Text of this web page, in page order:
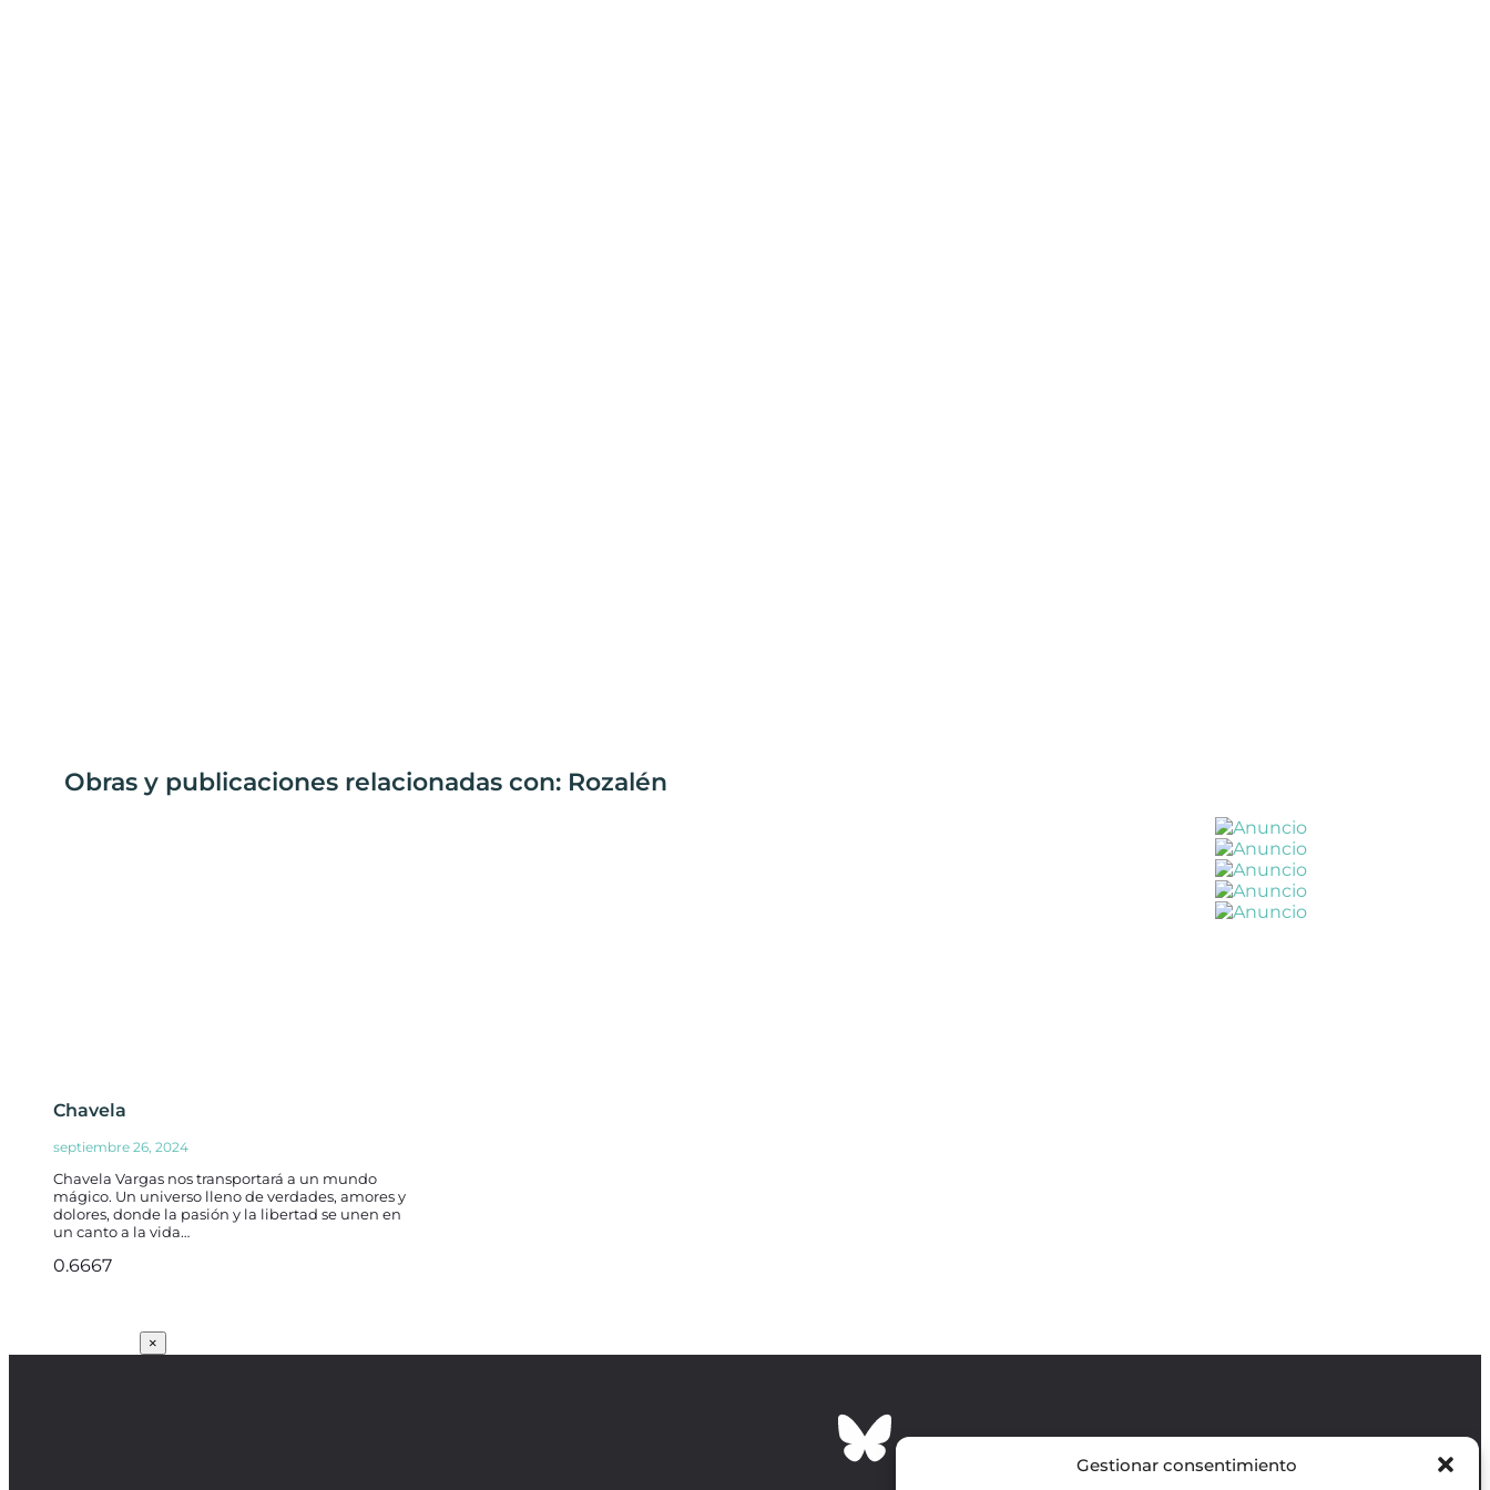
Gestionar consentimiento
Obras y publicaciones relacionadas con: Rozalén
Chavela
septiembre 26, 2024
Chavela Vargas nos transportará a un mundo
mágico. Un universo lleno de verdades, amores y
dolores, donde la pasión y la libertad se unen en
un canto a la vida…
×
Revista GODOT
es una revista